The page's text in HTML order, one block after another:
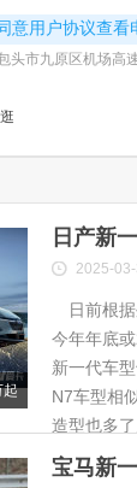
同意用户协议查看
7833
头市九原区机场高
日产新
2025-
日前根据
今年年底
新一代车
N7车型相
造型也多
宝马新